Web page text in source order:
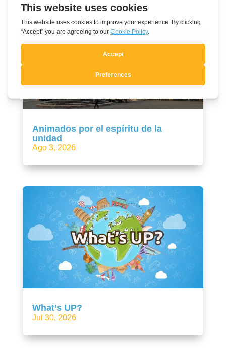
Artículos relacionados
Animados por el espíritu de la
unidad
Ago 3, 2026
What’s UP?
Jul 30, 2026